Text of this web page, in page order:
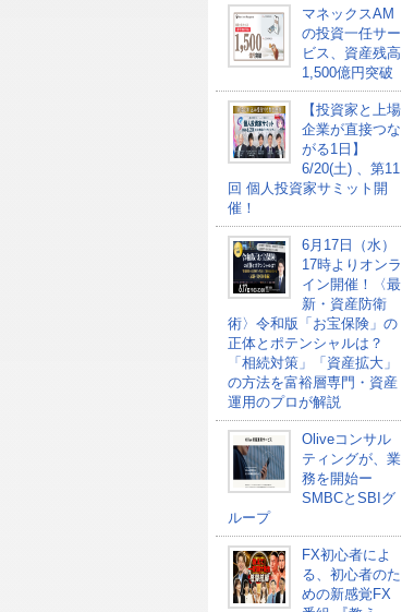
マネックスAM
の投資一任サー
ビス、資産残高
1,500億円突破
【投資家と上場
企業が直接つな
がる1日】
6/20(土) 、第11
回 個人投資家サミット開
催！
6月17日（水）
17時よりオンラ
イン開催！〈最
新・資産防衛
術〉令和版「お宝保険」の
正体とポテンシャルは？
「相続対策」「資産拡大」
の方法を富裕層専門・資産
運用のプロが解説
Oliveコンサル
ティングが、業
務を開始ー
SMBCとSBIグ
ループ
FX初心者によ
る、初心者のた
めの新感覚FX